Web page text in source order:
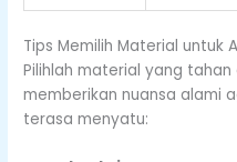
Tips Memilih Material untuk
Pilihlah material yang
memberikan nuansa alami
terasa menyatu: